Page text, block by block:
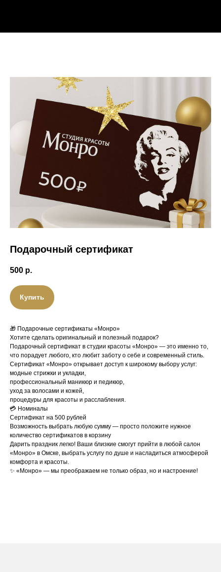
Подарочный сертификат
500 р.
Купить
🎁 Подарочные сертификаты «Монро»
Хотите сделать оригинальный и полезный подарок?
Подарочный сертификат в студии красоты «Монро» — это именно то,
что порадует любого, кто любит заботу о себе и современный стиль.
Сертификат «Монро» открывает доступ к широкому выбору услуг:
модные стрижки и укладки,
профессиональный маникюр и педикюр,
уход за волосами и кожей,
процедуры для красоты и расслабления.
💳 Номиналы
Сертификат на 500 рублей
Возможность выбрать любую сумму — просто положите нужное
количество сертификатов в корзину
Дарить праздник легко! Ваши близкие смогут прийти в любой салон
«Монро» в Омске, выбрать услугу по душе и насладиться атмосферой
комфорта и красоты.
✨ «Монро» — мы преображаем не только образ, но и настроение!